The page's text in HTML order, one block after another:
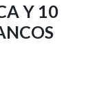
Y 10